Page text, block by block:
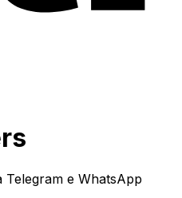
Telegram e WhatsApp